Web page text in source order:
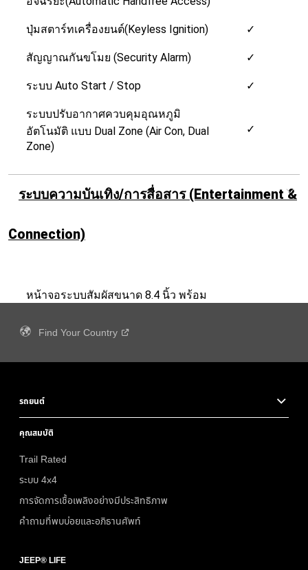
Find YourCountry
รถยนต์
คุณสมบัติ
Trail Rated
ระบบ 4x4
การจัดการเชื้อเพลิงอย่างมีประสิทธิภาพ
คำถามที่พบบ่อยและอภิธานศัพท์
JEEP® LIFE